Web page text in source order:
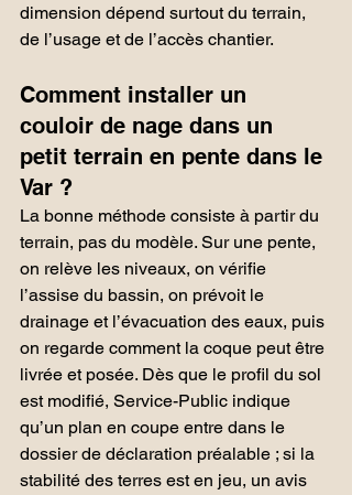
dimension dépend surtout du terrain,
de l’usage et de l’accès chantier.
Comment installer un
couloir de nage dans un
petit terrain en pente dans le
Var ?
La bonne méthode consiste à partir du
terrain, pas du modèle. Sur une pente,
on relève les niveaux, on vérifie
l’assise du bassin, on prévoit le
drainage et l’évacuation des eaux, puis
on regarde comment la coque peut être
livrée et posée. Dès que le profil du sol
est modifié, Service-Public indique
qu’un plan en coupe entre dans le
dossier de déclaration préalable ; si la
stabilité des terres est en jeu, un avis